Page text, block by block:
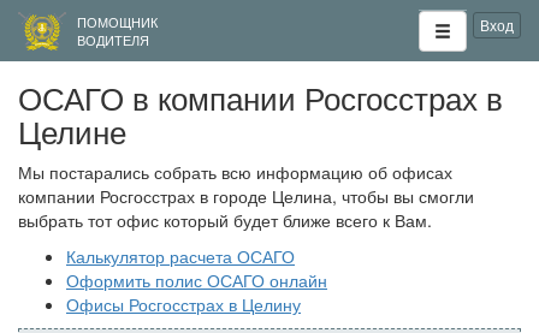
ПОМОЩНИК
ВОДИТЕЛЯ
Вход
ОСАГО в компании Росгосстрах в
Целине
Мы постарались собрать всю информацию об офисах
компании Росгосстрах в городе Целина, чтобы вы смогли
выбрать тот офис который будет ближе всего к Вам.
Калькулятор расчета ОСАГО
Оформить полис ОСАГО онлайн
Офисы Росгосстрах в Целину